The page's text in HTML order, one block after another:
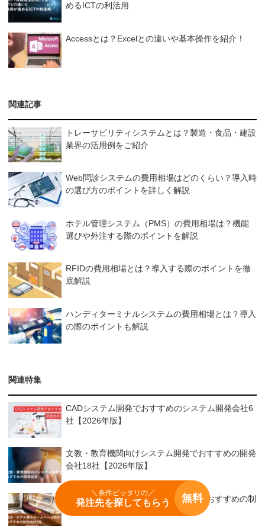
めるICTの利活用
Accessとは？Excelとの違いや基本操作を紹介！
関連記事
トレーサビリティシステムとは？製造・食品・建設
業界の活用例をご紹介
Web問診システムの費用相場はどのくらい？導入時
の選び方のポイントを詳しく解説
ホテル管理システム（PMS）の費用相場は？機能
選びや外注する際のポイントを解説
RFIDの費用相場とは？導入する際のポイントを徹
底解説
ハンディターミナルシステムの費用相場とは？導入
の際のポイントも解説
関連特集
CADシステム開発でおすすめのシステム開発会社6
社【2026年版】
文教・教育機関向けシステム開発でおすすめの開発
会社18社【2026年版】
宿泊・ホテル業のホームページ制作でおすすめの制
＼条件ピッタリの／
発注先を探してもらう 無料